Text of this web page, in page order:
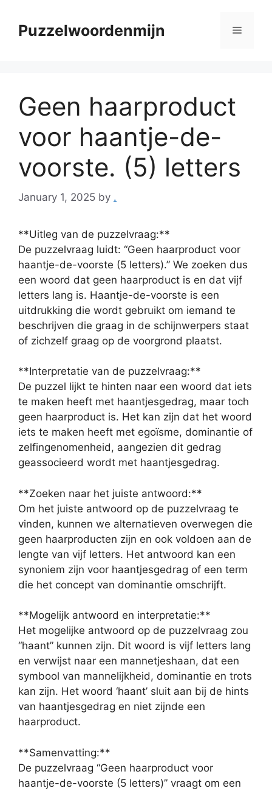
contentPuzzelwoordenmijn Menu
Geen haarproduct
voor haantje-de-
voorste. (5) letters
January 1, 2025 by .
**Uitleg van de puzzelvraag:**
De puzzelvraag luidt: “Geen haarproduct voor
haantje-de-voorste (5 letters).” We zoeken dus
een woord dat geen haarproduct is en dat vijf
letters lang is. Haantje-de-voorste is een
uitdrukking die wordt gebruikt om iemand te
beschrijven die graag in de schijnwerpers staat
of zichzelf graag op de voorgrond plaatst.
**Interpretatie van de puzzelvraag:**
De puzzel lijkt te hinten naar een woord dat iets
te maken heeft met haantjesgedrag, maar toch
geen haarproduct is. Het kan zijn dat het woord
iets te maken heeft met egoïsme, dominantie of
zelfingenomenheid, aangezien dit gedrag
geassocieerd wordt met haantjesgedrag.
**Zoeken naar het juiste antwoord:**
Om het juiste antwoord op de puzzelvraag te
vinden, kunnen we alternatieven overwegen die
geen haarproducten zijn en ook voldoen aan de
lengte van vijf letters. Het antwoord kan een
synoniem zijn voor haantjesgedrag of een term
die het concept van dominantie omschrijft.
**Mogelijk antwoord en interpretatie:**
Het mogelijke antwoord op de puzzelvraag zou
“haant” kunnen zijn. Dit woord is vijf letters lang
en verwijst naar een mannetjeshaan, dat een
symbool van mannelijkheid, dominantie en trots
kan zijn. Het woord ‘haant’ sluit aan bij de hints
van haantjesgedrag en niet zijnde een
haarproduct.
**Samenvatting:**
De puzzelvraag “Geen haarproduct voor
haantje-de-voorste (5 letters)” vraagt om een